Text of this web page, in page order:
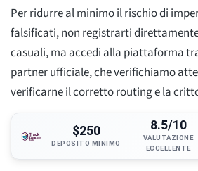
Per ridurre al minimo il rischio di
falsificati, non registrarti
casuali, ma accedi alla piattaforma
partner ufficiale, che verifichiamo
verificarne il corretto routing e la
$250
DEPOSITO MINIMO
8.5/10
VALUTAZIONE
ECCELLENTE